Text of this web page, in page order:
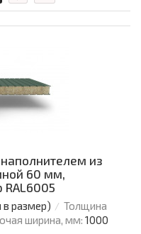
из
60 мм,
размер)
Толщина
ширина, мм: 1000